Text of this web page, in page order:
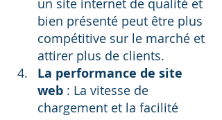
un site internet de qualité et
bien présenté peut être plus
compétitive sur le marché et
attirer plus de clients.
La performance de site
web : La vitesse de
chargement et la facilité